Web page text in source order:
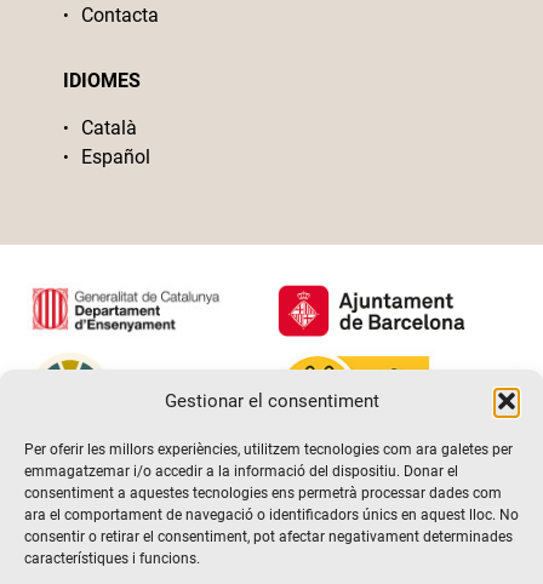
Gestionar el consentiment
Per oferir les millors experiències, utilitzem tecnologies com ara galetes per
emmagatzemar i/o accedir a la informació del dispositiu. Donar el
consentiment a aquestes tecnologies ens permetrà processar dades com
ara el comportament de navegació o identificadors únics en aquest lloc. No
consentir o retirar el consentiment, pot afectar negativament determinades
característiques i funcions.
Contacta
IDIOMES
Català
Español